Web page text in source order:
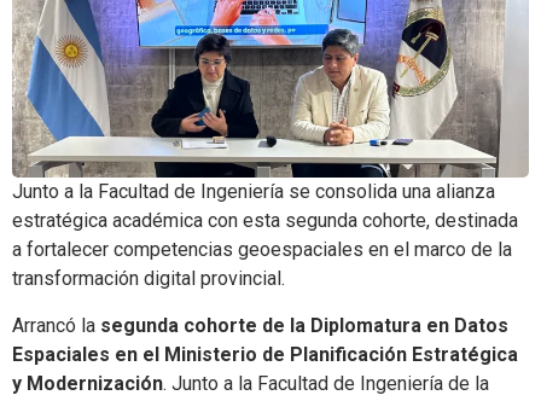
Junto a la Facultad de Ingeniería se consolida una alianza
estratégica académica con esta segunda cohorte, destinada
a fortalecer competencias geoespaciales en el marco de la
transformación digital provincial.
Arrancó la segunda cohorte de la Diplomatura en Datos
Espaciales en el Ministerio de Planificación Estratégica
y Modernización. Junto a la Facultad de Ingeniería de la